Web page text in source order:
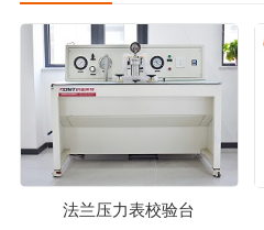
法兰压力表校验台